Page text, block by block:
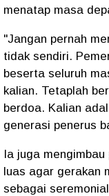
menatap masa
"Jangan pernah
tidak sendiri.
beserta seluruh
kalian. Tetaplah
berdoa. Kalian
generasi penerus
Ia juga
luas agar gerakan
sebagai